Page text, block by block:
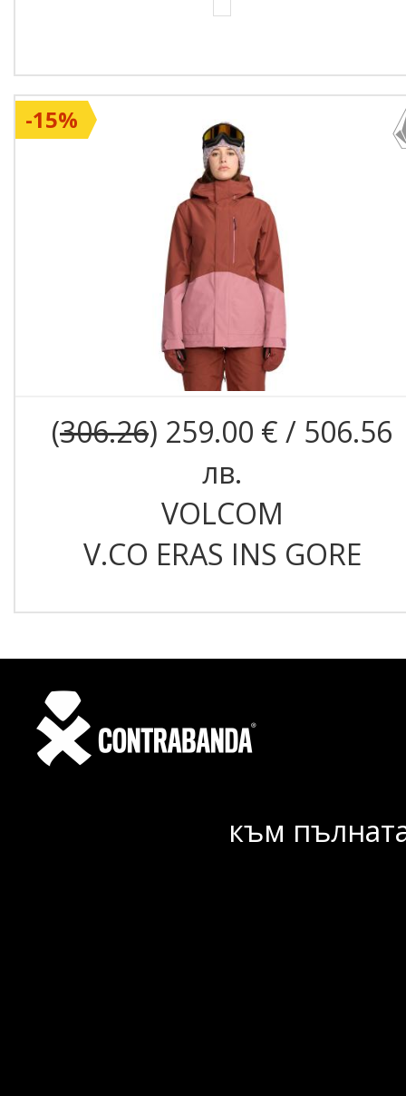
(306.26) 259.00 € / 506.56
лв.
VOLCOM
V.CO ERAS INS GORE
-15%
към